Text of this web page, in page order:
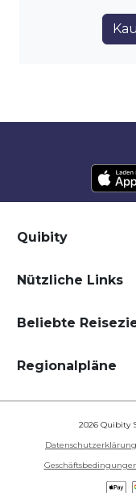
Quibity
Nützliche Links
Beliebte
Regionalpläne
2026 Quibity
Datenschutzerklärung